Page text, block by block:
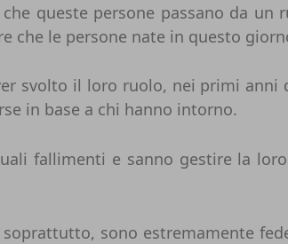
queste persone passano da un
le persone nate in questo
svolto il loro ruolo, nei primi
in base a chi hanno intorno.
fallimenti e sanno gestire la
sono estremamente